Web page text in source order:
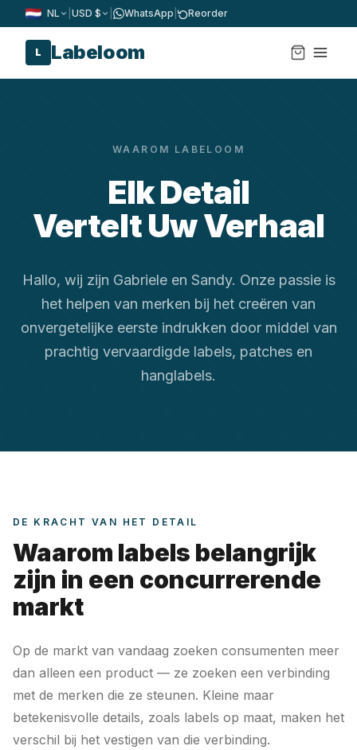
NL USD $ WhatsApp Reorder
L Labeloom
WAAROM LABELOOM
Elk Detail
Vertelt Uw Verhaal
Hallo, wij zijn Gabriele en Sandy. Onze passie is
het helpen van merken bij het creëren van
onvergetelijke eerste indrukken door middel van
prachtig vervaardigde labels, patches en
hanglabels.
DE KRACHT VAN HET DETAIL
Waarom labels belangrijk
zijn in een concurrerende
markt
Op de markt van vandaag zoeken consumenten meer
dan alleen een product — ze zoeken een verbinding
met de merken die ze steunen. Kleine maar
betekenisvolle details, zoals labels op maat, maken het
verschil bij het vestigen van die verbinding.